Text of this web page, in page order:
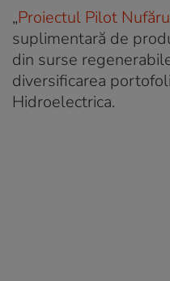
„Proiectul Pilot
suplimentară de
din surse
diversificarea
Hidroelectrica.